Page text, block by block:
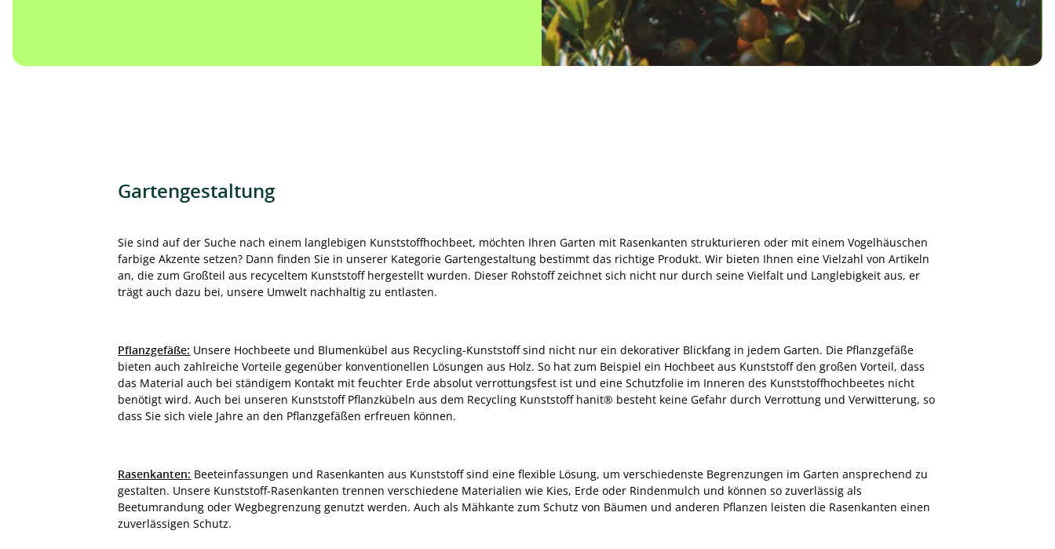
Gartengestaltung
Sie sind auf der Suche nach einem langlebigen Kunststoffhochbeet, möchten Ihren Garten mit Rasenkanten strukturieren oder mit einem Vogelhäuschen
farbige Akzente setzen? Dann finden Sie in unserer Kategorie Gartengestaltung bestimmt das richtige Produkt. Wir bieten Ihnen eine Vielzahl von Artikeln
an, die zum Großteil aus recyceltem Kunststoff hergestellt wurden. Dieser Rohstoff zeichnet sich nicht nur durch seine Vielfalt und Langlebigkeit aus, er
trägt auch dazu bei, unsere Umwelt nachhaltig zu entlasten.
Pflanzgefäße: Unsere Hochbeete und Blumenkübel aus Recycling-Kunststoff sind nicht nur ein dekorativer Blickfang in jedem Garten. Die Pflanzgefäße
bieten auch zahlreiche Vorteile gegenüber konventionellen Lösungen aus Holz. So hat zum Beispiel ein Hochbeet aus Kunststoff den großen Vorteil, dass
das Material auch bei ständigem Kontakt mit feuchter Erde absolut verrottungsfest ist und eine Schutzfolie im Inneren des Kunststoffhochbeetes nicht
benötigt wird. Auch bei unseren Kunststoff Pflanzkübeln aus dem Recycling Kunststoff hanit® besteht keine Gefahr durch Verrottung und Verwitterung, so
dass Sie sich viele Jahre an den Pflanzgefäßen erfreuen können.
Rasenkanten: Beeteinfassungen und Rasenkanten aus Kunststoff sind eine flexible Lösung, um verschiedenste Begrenzungen im Garten ansprechend zu
gestalten. Unsere Kunststoff-Rasenkanten trennen verschiedene Materialien wie Kies, Erde oder Rindenmulch und können so zuverlässig als
Beetumrandung oder Wegbegrenzung genutzt werden. Auch als Mähkante zum Schutz von Bäumen und anderen Pflanzen leisten die Rasenkanten einen
zuverlässigen Schutz.